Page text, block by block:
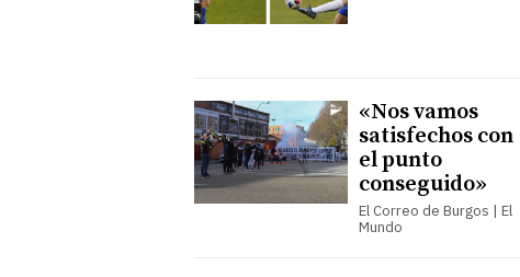
«Nos vamos
satisfechos con
el punto
conseguido»
El Correo de Burgos | El
Mundo